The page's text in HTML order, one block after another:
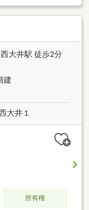
は、駅直結の
ている「富士
、一人暮らし
♪便利な一方で
緑豊かな「保土
◎▽物件の
床暖房あり・
ト相談可・浴
大井駅 徒歩2分
建
大井１
所有権